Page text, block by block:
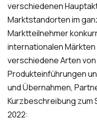
verschiedenen
Marktstandorten im
Marktteilnehmer
internationalen
verschiedene Arten
Produkteinführungen
und Übernahmen,
Kurzbeschreibung zum
2022: